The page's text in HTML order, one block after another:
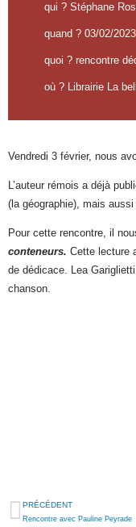
qui ? Stéphane
quand ? 03/02/2023
quoi ? rencontre
où ? Librairie La
Vendredi 3 février, nous
L’auteur rémois a déjà
(la géographie), mais
Pour cette rencontre, il
conteneurs. Cette lecture
de dédicace. Lea
chanson.
PRÉCÉDENT
Rencontre avec Pauline Peyrade